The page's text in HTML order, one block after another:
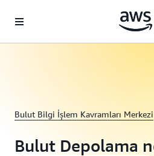
Bulut Bilgi İşlem Kavramları Merkezi
Bulut Depolama